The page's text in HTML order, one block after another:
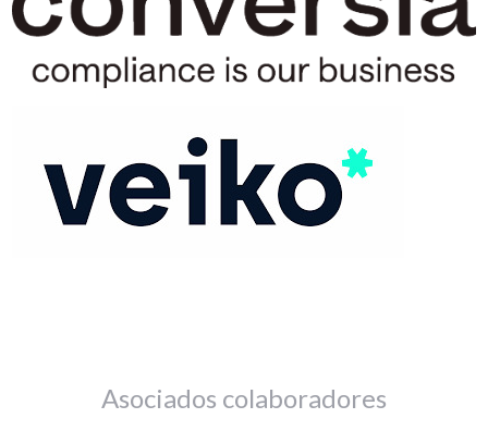
Asociados colaboradores